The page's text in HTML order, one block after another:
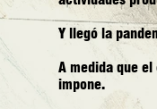
Y llegó la
A medida que
impone.